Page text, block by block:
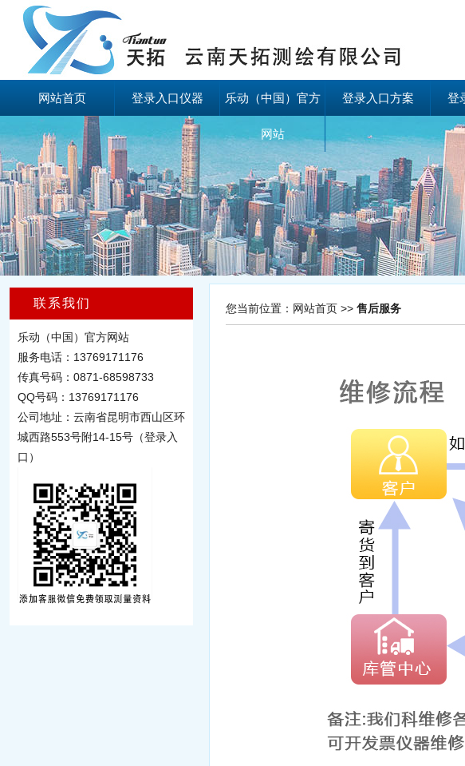
网站首页 登录入口仪器 乐动（中国）官方
网站
登录入口方案 登
联系我们
乐动（中国）官方网站
服务电话：13769171176
传真号码：0871-68598733
QQ号码：13769171176
公司地址：云南省昆明市西山区环
城西路553号附14-15号（登录入
口）
您当前位置： 网站首页 >> 售后服务